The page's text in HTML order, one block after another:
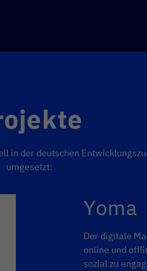
in der deutschen
umgesetzt:
Yoma
Der digitale
online und
sozial zu